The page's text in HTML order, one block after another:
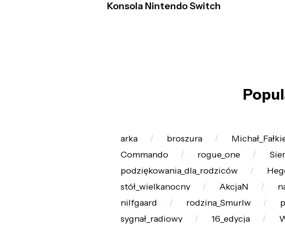
Konsola Nintendo Switch
arka broszura
Commando
rogue_one
podziękowania_dla_rodziców
stół_wielkanocny
AkcjaN
nilfgaard
rodzina_Smurlw
sygnał_radiowy
16_edycja